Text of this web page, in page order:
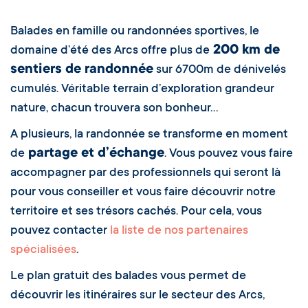
Balades en famille ou randonnées sportives, le
domaine d’été des Arcs offre plus de 200 km de
sentiers de randonnée sur 6700m de dénivelés
cumulés. Véritable terrain d’exploration grandeur
nature, chacun trouvera son bonheur…
A plusieurs, la randonnée se transforme en moment
de partage et d’échange. Vous pouvez vous faire
accompagner par des professionnels qui seront là
pour vous conseiller et vous faire découvrir notre
territoire et ses trésors cachés. Pour cela, vous
pouvez contacter la liste de nos partenaires
spécialisées.
Le plan gratuit des balades vous permet de
découvrir les itinéraires sur le secteur des Arcs,